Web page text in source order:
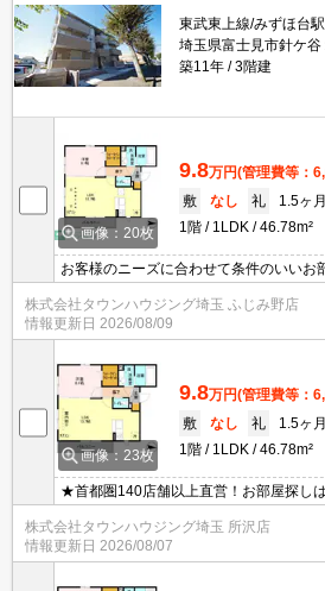
東武東上線/みずほ台
埼玉県富士見市針ケ谷
築11年
3階建
画像：20枚
9.8万円(管理費等：
敷
なし 礼
1.5ヶ月
1階
1LDK 46.78m²
お客様のニーズに合わせて条件のいいお
情報数No.1のタウンハウジングまで是非
株式会社タウンハウジング埼玉 ふじみ野店
情報更新日 2026/08/09
画像：23枚
9.8万円(管理費等：
敷
なし 礼
1.5ヶ月
1階
1LDK 46.78m²
★首都圏140店舗以上直営！お部屋探し
沢店へ★
株式会社タウンハウジング埼玉 所沢店
情報更新日 2026/08/07